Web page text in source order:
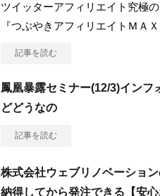
ツイッターアフィリエイト究極
『つぶやきアフィリエイトＭＡ
記事を読む
鳳凰暴露セミナー(12/3)インフ
どどうなの
記事を読む
株式会社ウェブリノベーショ
納得してから発注できる【安